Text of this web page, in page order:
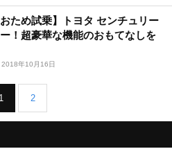
おため試乗】トヨタ センチュリー
！超豪華な機能のおもてなしを
2018年10月16日
1 2